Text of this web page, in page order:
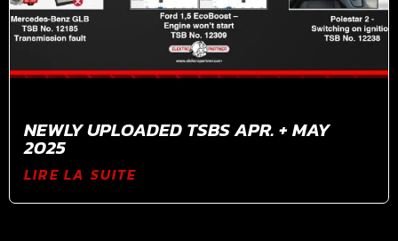
NEWLY UPLOADED TSBS APR. + MAY
2025
LIRE LA SUITE